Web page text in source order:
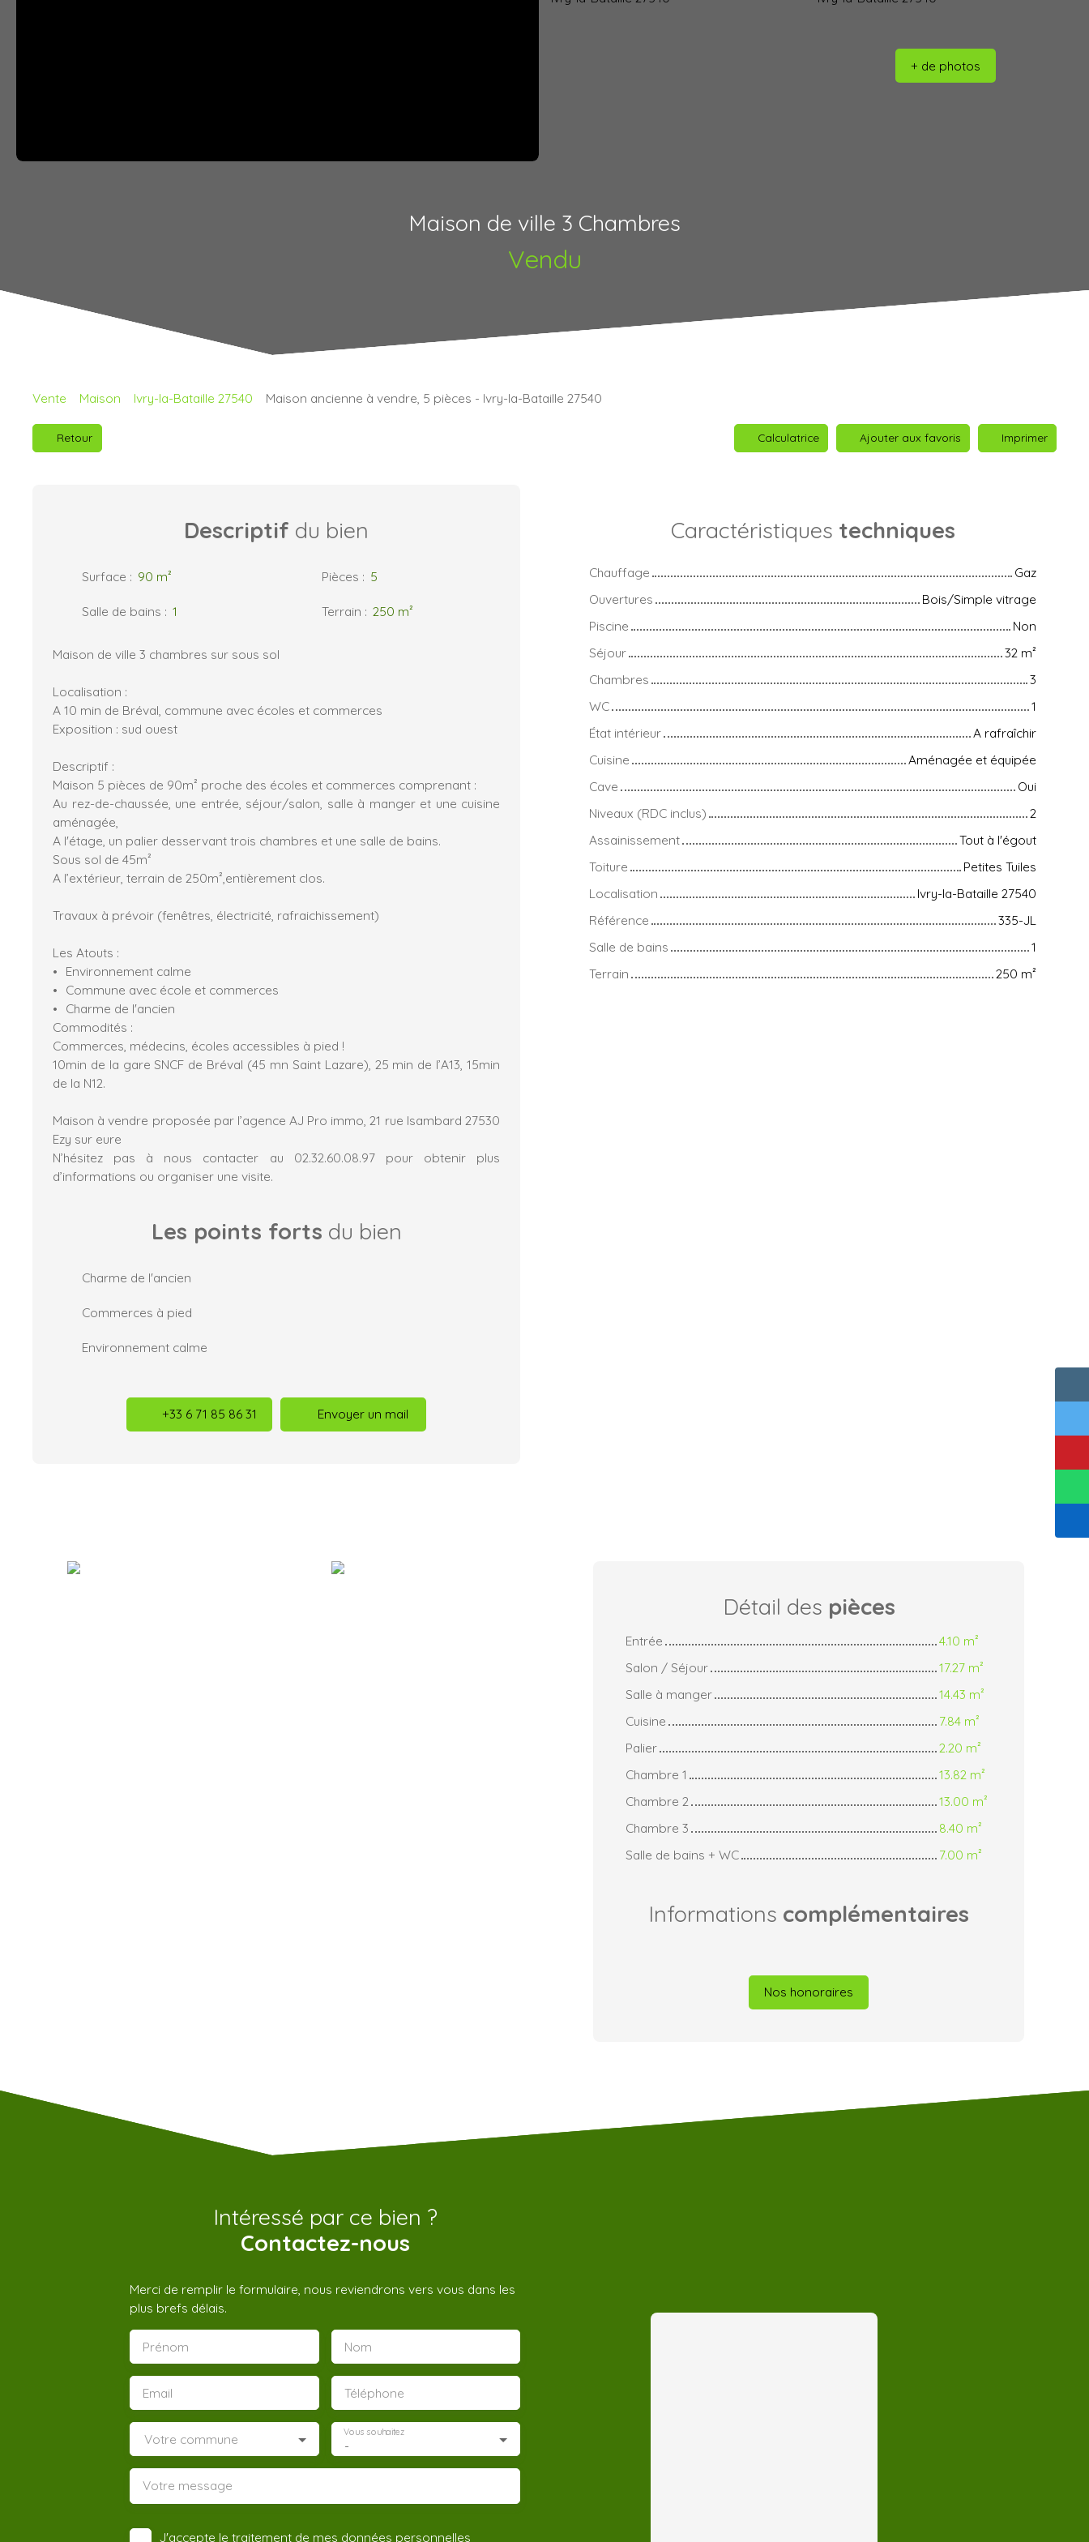
+ de photos
Maison de ville 3 Chambres
Vendu
Vente Maison Ivry-la-Bataille 27540 Maison ancienne à vendre, 5 pièces - Ivry-la-Bataille 27540
Retour Calculatrice Ajouter aux favoris Imprimer
Descriptif du bien
Surface : 90 m² Pièces : 5
Salle de bains : 1 Terrain : 250 m²
Maison de ville 3 chambres sur sous sol
Localisation :
A 10 min de Bréval, commune avec écoles et commerces
Exposition : sud ouest
Descriptif :
Maison 5 pièces de 90m² proche des écoles et commerces comprenant :
Au rez-de-chaussée, une entrée, séjour/salon, salle à manger et une cuisine
aménagée,
A l'étage, un palier desservant trois chambres et une salle de bains.
Sous sol de 45m²
A l’extérieur, terrain de 250m²,entièrement clos.
Travaux à prévoir (fenêtres, électricité, rafraichissement)
Les Atouts :
Environnement calme
Commune avec école et commerces
Charme de l'ancien
Commodités :
Commerces, médecins, écoles accessibles à pied !
10min de la gare SNCF de Bréval (45 mn Saint Lazare), 25 min de l’A13, 15min
de la N12.
Maison à vendre proposée par l’agence AJ Pro immo, 21 rue Isambard 27530
Ezy sur eure
N’hésitez pas à nous contacter au 02.32.60.08.97 pour obtenir plus
d’informations ou organiser une visite.
Les points forts du bien
Charme de l'ancien
Commerces à pied
Environnement calme
+33 6 71 85 86 31 Envoyer un mail
Caractéristiques techniques
Chauffage
Gaz
Ouvertures
Bois/Simple vitrage
Piscine
Non
Séjour
32 m²
Chambres
3
WC
1
État intérieur
A rafraîchir
Cuisine
Aménagée et équipée
Cave
Oui
Niveaux (RDC inclus)
2
Assainissement
Tout à l'égout
Toiture
Petites Tuiles
Localisation
Ivry-la-Bataille 27540
Référence
335-JL
Salle de bains
1
Terrain
250 m²
Détail des pièces
Entrée
4.10 m²
Salon / Séjour
17.27 m²
Salle à manger
14.43 m²
Cuisine
7.84 m²
Palier
2.20 m²
Chambre 1
13.82 m²
Chambre 2
13.00 m²
Chambre 3
8.40 m²
Salle de bains + WC
7.00 m²
Informations complémentaires
Nos honoraires
Intéressé par ce bien ?
Contactez-nous
Merci de remplir le formulaire, nous reviendrons vers vous dans les
plus brefs délais.
Prénom Nom
Email Téléphone
Votre commune -
Vous souhaitez
Votre message
J'accepte le traitement de mes données personnelles